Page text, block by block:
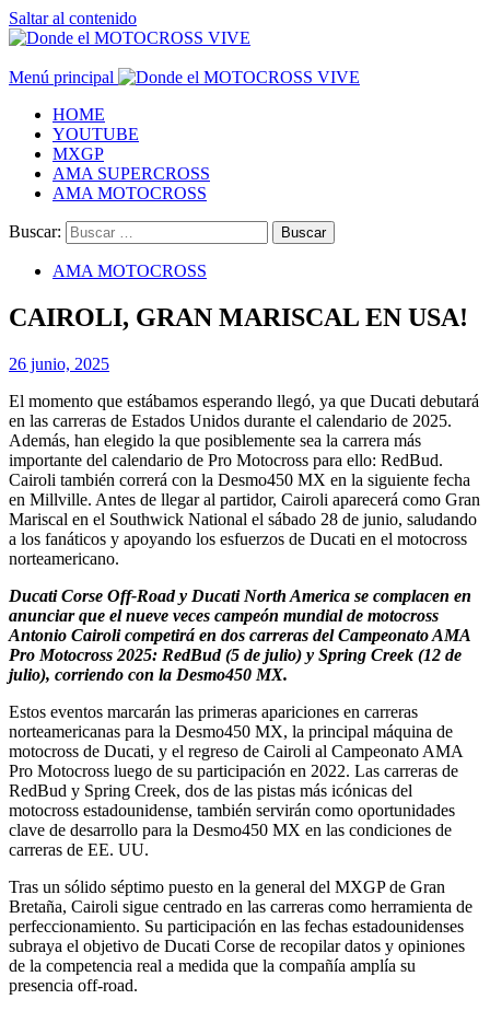
Saltar al contenido
Menú principal
HOME
YOUTUBE
MXGP
AMA SUPERCROSS
AMA MOTOCROSS
Buscar:
AMA MOTOCROSS
CAIROLI, GRAN MARISCAL EN USA!
26 junio, 2025
El momento que estábamos esperando llegó, ya que Ducati debutará
en las carreras de Estados Unidos durante el calendario de 2025.
Además, han elegido la que posiblemente sea la carrera más
importante del calendario de Pro Motocross para ello: RedBud.
Cairoli también correrá con la Desmo450 MX en la siguiente fecha
en Millville. Antes de llegar al partidor, Cairoli aparecerá como Gran
Mariscal en el Southwick National el sábado 28 de junio, saludando
a los fanáticos y apoyando los esfuerzos de Ducati en el motocross
norteamericano.
Ducati Corse Off-Road y Ducati North America se complacen en
anunciar que el nueve veces campeón mundial de motocross
Antonio Cairoli competirá en dos carreras del Campeonato AMA
Pro Motocross 2025: RedBud (5 de julio) y Spring Creek (12 de
julio), corriendo con la Desmo450 MX.
Estos eventos marcarán las primeras apariciones en carreras
norteamericanas para la Desmo450 MX, la principal máquina de
motocross de Ducati, y el regreso de Cairoli al Campeonato AMA
Pro Motocross luego de su participación en 2022. Las carreras de
RedBud y Spring Creek, dos de las pistas más icónicas del
motocross estadounidense, también servirán como oportunidades
clave de desarrollo para la Desmo450 MX en las condiciones de
carreras de EE. UU.
Tras un sólido séptimo puesto en la general del MXGP de Gran
Bretaña, Cairoli sigue centrado en las carreras como herramienta de
perfeccionamiento. Su participación en las fechas estadounidenses
subraya el objetivo de Ducati Corse de recopilar datos y opiniones
de la competencia real a medida que la compañía amplía su
presencia off-road.